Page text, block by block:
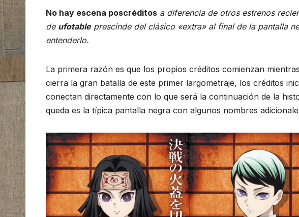
No hay escena poscréditos a diferencia de otros estrenos
de ufotableprescinde del clásico «extra» al final de la pantalla
entenderlo.
La primera razón es que los propios créditos comienzan
cierra la gran batalla de este primer largometraje, los créditos
conectan directamente con lo que será la continuación de la
queda es la típica pantalla negra con algunos nombres